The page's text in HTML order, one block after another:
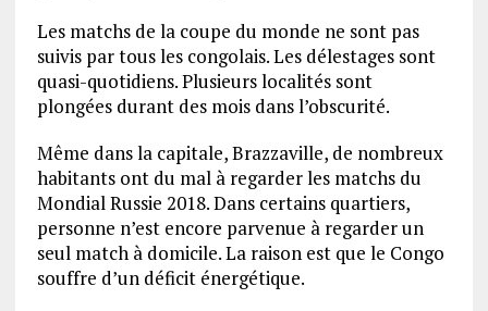
Les matchs de la coupe du monde ne sont pas
suivis par tous les congolais. Les délestages sont
quasi-quotidiens. Plusieurs localités sont
plongées durant des mois dans l’obscurité.
Même dans la capitale, Brazzaville, de nombreux
habitants ont du mal à regarder les matchs du
Mondial Russie 2018. Dans certains quartiers,
personne n’est encore parvenue à regarder un
seul match à domicile. La raison est que le Congo
souffre d’un déficit énergétique.